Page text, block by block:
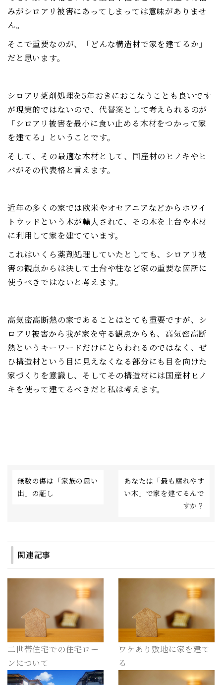
みがシロアリ被害にあってしまっては意味がありませ
ん。
そこで重要なのが、「どんな構造材で家を建てるか」
だと思います。
シロアリ薬剤処理を5年おきにおこなうことも良いです
が現実的ではないので、代替案として考えられるのが
「シロアリ被害を最小に食い止める木材をつかって家
を建てる」ということです。
そして、その最適な木材として、国産材のヒノキやヒ
バがその代表格と言えます。
近年の多くの家では欧米やオセアニアなどからホワイ
トウッドという木が輸入されて、その木を土台や木材
に利用して家を建てています。
これはいくら薬剤処理していたとしても、シロアリ被
害の観点からは決して土台や柱など家の重要な箇所に
使うべきではないと考えます。
高気密高断熱の家であることはとても重要ですが、シ
ロアリ被害から我が家を守る観点からも、高気密高断
熱というキーワードだけにとらわれるのではなく、ぜ
ひ構造材という目に見えなくなる部分にも目を向けた
家づくりを意識し、そしてその構造材には国産材ヒノ
キを使って建てるべきだと私は考えます。
無数の傷は「家族の思い
出」の証し
あなたは「最も腐れやす
い木」で家を建てるんで
すか？
関連記事
二世帯住宅での住宅ロー
ンについて
ワケあり敷地に家を建て
る